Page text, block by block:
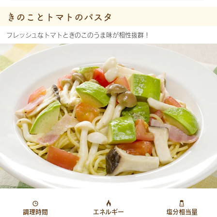
きのことトマトのパスタ
フレッシュなトマトときのこのうま味が相性抜群！
調理時間
エネルギー
塩分相当量